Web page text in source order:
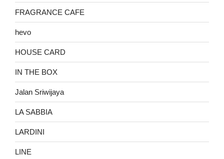
FRAGRANCE CAFE
hevo
HOUSE CARD
IN THE BOX
Jalan Sriwijaya
LA SABBIA
LARDINI
LINE